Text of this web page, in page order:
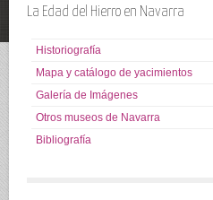
La Edad del Hierro en Navarra
Historiografía
Mapa y catálogo de yacimientos
Galería de Imágenes
Otros museos de Navarra
Bibliografía